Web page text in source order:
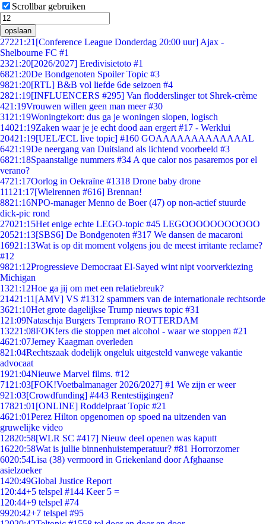
Scrollbar gebruiken
opslaan
27221:21 [Conference League Donderdag 20:00 uur] Ajax -
Shelbourne FC #1
2321:20[2026/2027] Eredivisietoto #1
6821:20De Bondgenoten Spoiler Topic #3
9821:20[RTL] B&B vol liefde 6de seizoen #4
2821:19[INFLUENCERS #295] Van flodderslinger tot Shrek-crème
421:19Vrouwen willen geen man meer #30
31 21:19Woningtekort: dus ga je woningen slopen, logisch
14021:19Zaken waar je je echt dood aan ergert #17 - Werklui
20421:19[UEL/ECL live topic] #160 GOAAAAAAAAAAAAAL
6421:19De neergang van Duitsland als lichtend voorbeeld #3
6821:18Spaanstalige nummers #34 A que calor nos pasaremos por el
verano?
4721:17Oorlog in Oekraïne #1318 Drone baby drone
111 21:17[Wielrennen #616] Brennan!
8821:16NPO-manager Menno de Boer (47) op non-actief stuurde
dick-pic rond
27021:15Het enige echte LEGO-topic #45 LEGOOOOOOOOOOO
20521:13[SBS6] De Bondgenoten #317 We dansen de macaroni
16921:13Wat is op dit moment volgens jou de meest irritante reclame?
#12
9821:12Progressieve Democraat El-Sayed wint nipt voorverkiezing
Michigan
1321:12Hoe ga jij om met een relatiebreuk?
21421:11 [AMV] VS #1312 spammers van de internationale rechtsorde
3621:10Het grote dagelijkse Trump nieuws topic #31
1 21:09Nataschja Burgers Temprano ROTTERDAM
13221:08FOK!ers die stoppen met alcohol - waar we stoppen #21
4621:07Jerney Kaagman overleden
821:04Rechtszaak dodelijk ongeluk uitgesteld vanwege vakantie
advocaat
1921:04Nieuwe Marvel films. #12
71 21:03[FOK!Voetbalmanager 2026/2027] #1 We zijn er weer
921:03[Crowdfunding] #443 Rentestijgingen?
17821:01 [ONLINE] Roddelpraat Topic #21
4621:01Perez Hilton opgenomen op spoed na uitzenden van
gruwelijke video
12820:58[WLR SC #417] Nieuw deel openen was kaputt
16220:58Wat is jullie binnenhuistemperatuur? #81 Horrorzomer
6020:54Lisa (38) vermoord in Griekenland door Afghaanse
asielzoeker
1420:49Global Justice Report
1 20:44+5 telspel #144 Keer 5 =
1 20:44+9 telspel #74
9920:42+7 telspel #95